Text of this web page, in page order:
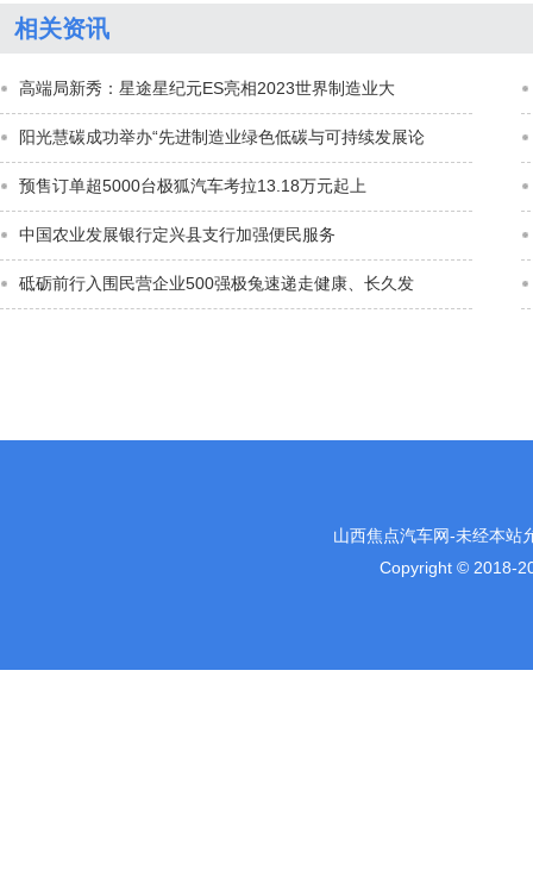
相关资讯
高端局新秀：星途星纪元ES亮相2023世界制造业大
阳光慧碳成功举办“先进制造业绿色低碳与可持续发展论
预售订单超5000台极狐汽车考拉13.18万元起上
中国农业发展银行定兴县支行加强便民服务
砥砺前行入围民营企业500强极兔速递走健康、长久发
山西焦点汽车网-未经本站
Copyright © 2018-